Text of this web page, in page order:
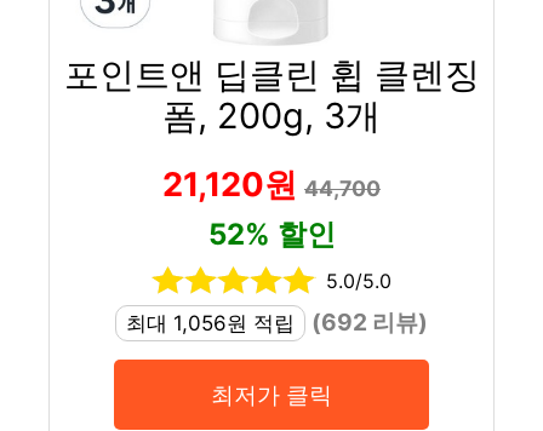
포인트앤 딥클린 휩 클렌징
폼, 200g, 3개
21,120원 44,700
52% 할인
5.0/5.0
최대 1,056원 적립
(692 리뷰)
최저가 클릭